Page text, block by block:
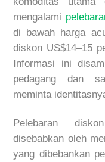
mengalami
di bawah harga
diskon US$14–15
Informasi
ini
pedagang
dan
meminta
Pelebaran diskon
disebabkan oleh
yang dibebankan